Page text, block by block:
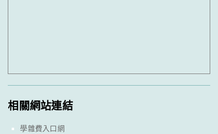
相關網站連結
學雜費入口網